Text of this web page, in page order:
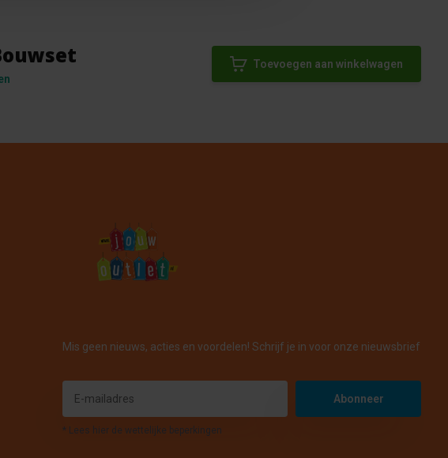
Toevoegen aan winkelwagen
Mis geen nieuws, acties en voordelen! Schrijf je in voor onze nieuwsbrief
Abonneer
* Lees hier de wettelijke beperkingen